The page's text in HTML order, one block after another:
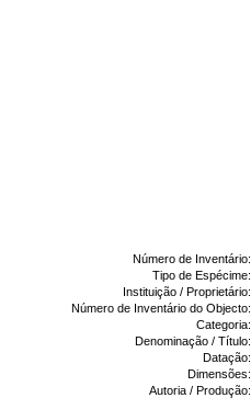
Número de Inventário:
Tipo de Espécime:
Instituição / Proprietário:
Número de Inventário do Objecto:
Categoria:
Denominação / Título:
Datação:
Dimensões:
Autoria / Produção: